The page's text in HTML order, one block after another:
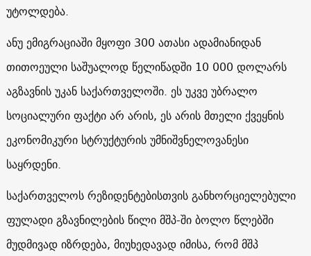
უტოლდება.
ანუ ემიგრაციაში მყოფი 300 ათასი ადამიანიდან
თითოეული საშუალოდ წელიწადში 10 000 დოლარს
აგზავნის უკან საქართველოში. ეს უკვე უბრალო
სოციალური ფაქტი არ არის, ეს არის მთელი ქვეყნის
ეკონომიკური სტრუქტურის უმნიშვნელოვანესი
საყრდენი.
საქართველოს რეზიდენტებისთვის განხორციელებული
ფულადი გზავნილების წილი მშპ-ში ბოლო წლებში
მუდმივად იზრდება, მიუხედავად იმისა, რომ მშპ